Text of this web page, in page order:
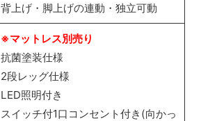
背上げ・脚上げの連動・独立可動
※マットレス別売り
抗菌塗装仕様
2段レッグ仕様
LED照明付き
スイッチ付1口コンセント付き(向かっ